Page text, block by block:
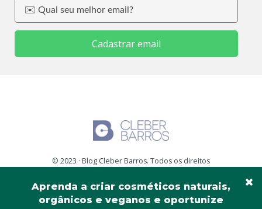
Aprenda a criar cosméticos naturais,
orgânicos e veganos e oportunize
Cadastrar email
© 2023 · Blog Cleber Barros. Todos os direitos